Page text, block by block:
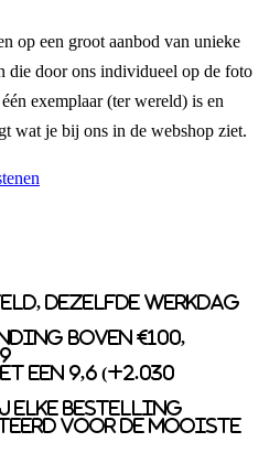
op een groot aanbod van unieke
die door ons individueel op de foto
exemplaar (ter wereld) is en
wat je bij ons in de webshop ziet.
dezelfde werkdag
boven €100,
een 9,6 (+2.030
elke bestelling
voor de mooiste